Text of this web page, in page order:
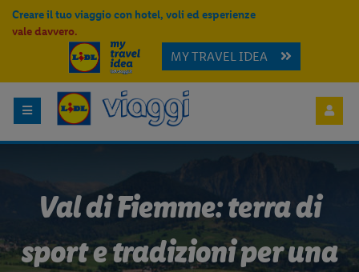
Creare il tuo viaggio con hotel, voli ed esperienze
vale davvero.
MY TRAVEL IDEA
Val di Fiemme: terra di
sport e tradizioni per una